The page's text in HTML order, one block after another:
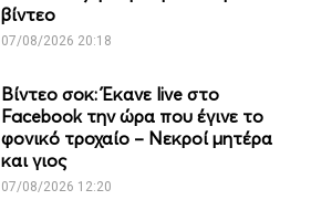
βίντεο
07/08/2026 20:18
Βίντεο σοκ: Έκανε live στο
Facebook την ώρα που έγινε το
φονικό τροχαίο – Νεκροί μητέρα
και γιος
07/08/2026 12:20